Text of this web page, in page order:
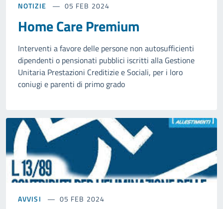
NOTIZIE 05 FEB 2024
Home Care Premium
Interventi a favore delle persone non autosufficienti
dipendenti o pensionati pubblici iscritti alla Gestione
Unitaria Prestazioni Creditizie e Sociali, per i loro
coniugi e parenti di primo grado
AVVISI 05 FEB 2024